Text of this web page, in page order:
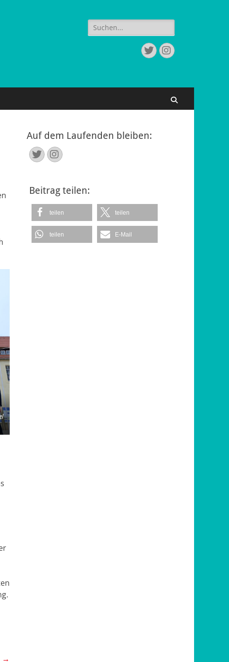
Suchen
nach:
Twitter
Instagram
→
Auf dem Laufenden bleiben:
Twitter
Instagram
Beitrag teilen:
teilen teilen
teilen E-Mail